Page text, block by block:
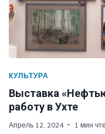
КУЛЬТУРА
Выставка
работу в Ухте
Апрель 12, 2024 1 мин